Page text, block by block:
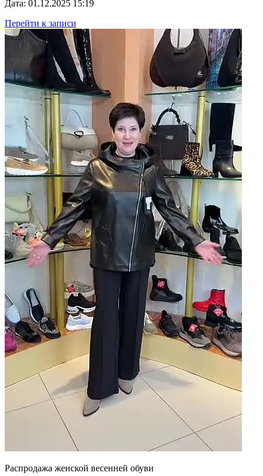
Дата: 01.12.2025 15:19
Перейти к записи
Распродажа женской весенней обуви